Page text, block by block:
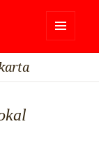
WIDGET